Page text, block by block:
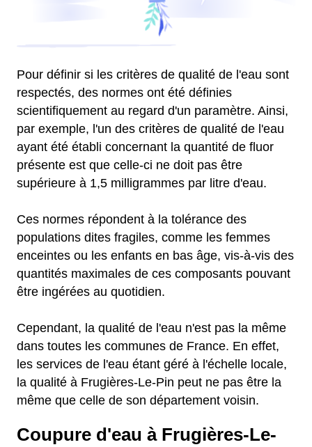
Pour définir si les critères de qualité de l'eau sont
respectés, des normes ont été définies
scientifiquement au regard d'un paramètre. Ainsi,
par exemple, l'un des critères de qualité de l'eau
ayant été établi concernant la quantité de fluor
présente est que celle-ci ne doit pas être
supérieure à 1,5 milligrammes par litre d'eau.
Ces normes répondent à la tolérance des
populations dites fragiles, comme les femmes
enceintes ou les enfants en bas âge, vis-à-vis des
quantités maximales de ces composants pouvant
être ingérées au quotidien.
Cependant, la qualité de l'eau n'est pas la même
dans toutes les communes de France. En effet,
les services de l'eau étant géré à l'échelle locale,
la qualité à Frugières-Le-Pin peut ne pas être la
même que celle de son département voisin.
Coupure d'eau à Frugières-Le-